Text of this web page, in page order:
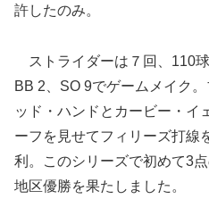
許したのみ。
ストライダーは７回、110
BB 2、SO 9でゲームメイク
ッド・ハンドとカービー・イ
ーフを見せてフィリーズ打線
利。このシリーズで初めて3
地区優勝を果たしました。